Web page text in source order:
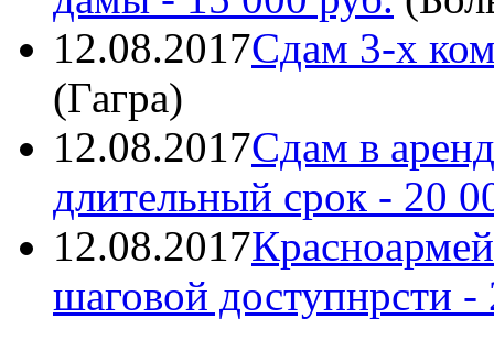
12.08.2017Сдам 3-х
(Гагра)
12.08.2017Сдам в
длительный срок - 20
12.08.2017
шаговой доступнрсти -